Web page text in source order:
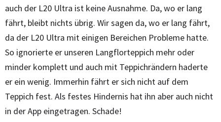
auch der L20 Ultra ist keine Ausnahme. Da, wo er lang
fährt, bleibt nichts übrig. Wir sagen da, wo er lang fährt,
da der L20 Ultra mit einigen Bereichen Probleme hatte.
So ignorierte er unseren Langflorteppich mehr oder
minder komplett und auch mit Teppichrändern haderte
er ein wenig. Immerhin fährt er sich nicht auf dem
Teppich fest. Als festes Hindernis hat ihn aber auch nicht
in der App eingetragen. Schade!